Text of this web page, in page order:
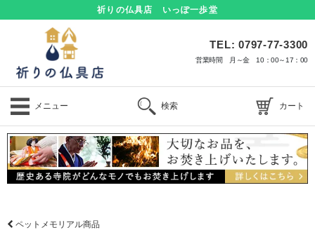
祈りの仏具店 いっぽ一歩堂
TEL: 0797-77-3300
営業時間 月～金 10：00～17：00
メニュー 検索 カート
ペットメモリアル商品